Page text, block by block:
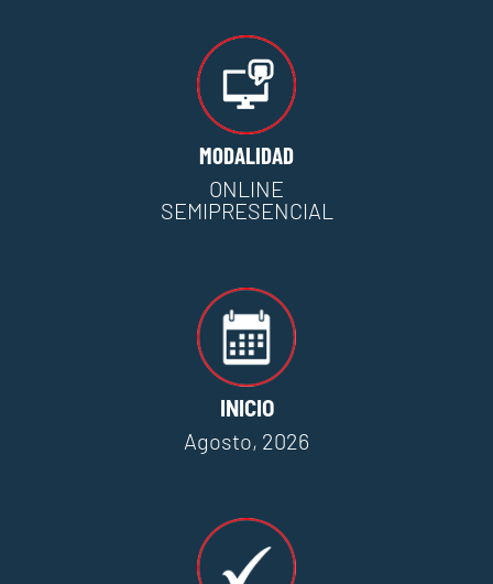
MODALIDAD
ONLINE
SEMIPRESENCIAL
INICIO
Agosto, 2026